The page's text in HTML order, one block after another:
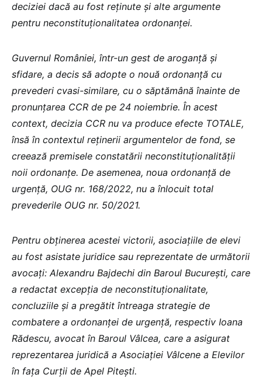
deciziei dacă au fost reținute și alte argumente
pentru neconstituționalitatea ordonanței.
Guvernul României, într-un gest de aroganță și
sfidare, a decis să adopte o nouă ordonanță cu
prevederi cvasi-similare, cu o săptămână înainte de
pronunțarea CCR de pe 24 noiembrie. În acest
context, decizia CCR nu va produce efecte TOTALE,
însă în contextul reținerii argumentelor de fond, se
creează premisele constatării neconstituționalității
noii ordonanțe. De asemenea, noua ordonanță de
urgență, OUG nr. 168/2022, nu a înlocuit total
prevederile OUG nr. 50/2021.
Pentru obținerea acestei victorii, asociațiile de elevi
au fost asistate juridice sau reprezentate de următorii
avocați: Alexandru Bajdechi din Baroul București, care
a redactat excepția de neconstituționalitate,
concluziile și a pregătit întreaga strategie de
combatere a ordonanței de urgență, respectiv Ioana
Rădescu, avocat în Baroul Vâlcea, care a asigurat
reprezentarea juridică a Asociației Vâlcene a Elevilor
în fața Curții de Apel Pitești.